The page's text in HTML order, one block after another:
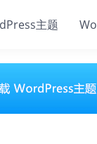
主题